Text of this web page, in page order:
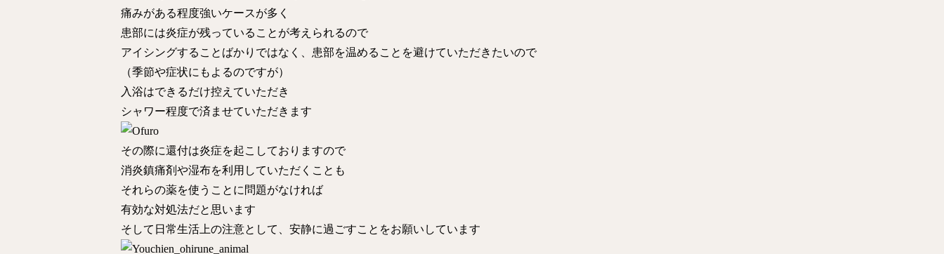
痛みがある程度強いケースが多く
患部には炎症が残っていることが考えられるので
アイシングすることばかりではなく、患部を温めることを避けていただきたいので
（季節や症状にもよるのですが）
入浴はできるだけ控えていただき
シャワー程度で済ませていただきます
その際に還付は炎症を起こしておりますので
消炎鎮痛剤や湿布を利用していただくことも
それらの薬を使うことに問題がなければ
有効な対処法だと思います
そして日常生活上の注意として、安静に過ごすことをお願いしています